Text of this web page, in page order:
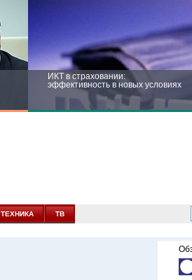
ИКТ в страховании:
эффективность в новых условиях
новых условиях
ТЕХНИКА ТВ